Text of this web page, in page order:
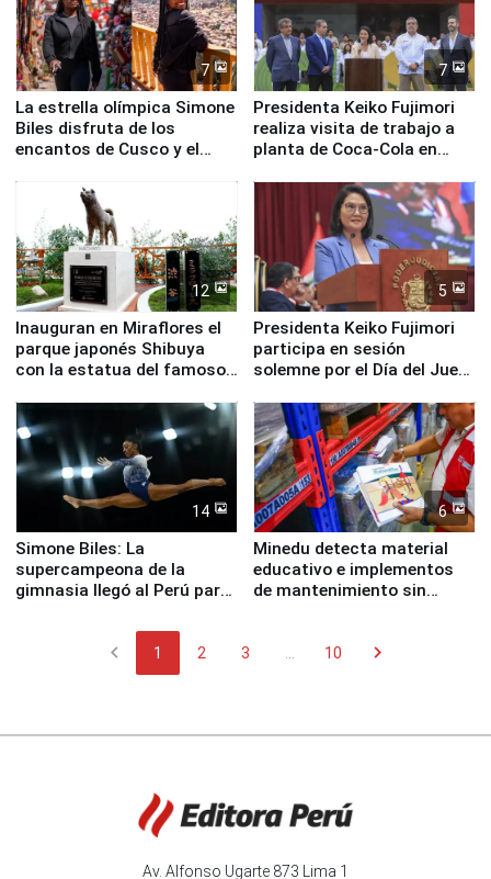
7
La estrella olímpica Simone
Biles disfruta de los
encantos de Cusco y el
7
Presidenta Keiko Fujimori
realiza visita de trabajo a
planta de Coca-Cola en
12
Inauguran en Miraflores el
parque japonés Shibuya
con la estatua del famoso
5
Presidenta Keiko Fujimori
participa en sesión
solemne por el Día del Juez
14
Simone Biles: La
supercampeona de la
gimnasia llegó al Perú para
Panamericanos Lima 2027
6
Minedu detecta material
educativo e implementos
de mantenimiento sin
chevron_left 1 2 3 10 chevron_right
Av. Alfonso Ugarte 873 Lima 1